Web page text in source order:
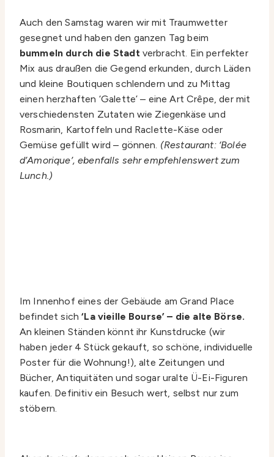
Auch den Samstag waren wir mit Traumwetter
gesegnet und haben den ganzen Tag beim
bummeln durch die Stadt verbracht. Ein perfekter
Mix aus draußen die Gegend erkunden, durch Läden
und kleine Boutiquen schlendern und zu Mittag
einen herzhaften ‘Galette’ – eine Art Crêpe, der mit
verschiedensten Zutaten wie Ziegenkäse und
Rosmarin, Kartoffeln und Raclette-Käse oder
Gemüse gefüllt wird – gönnen. (Restaurant: ‘Bolée
d’Amorique’, ebenfalls sehr empfehlenswert zum
Lunch.)
Im Innenhof eines der Gebäude am Grand Place
befindet sich ‘La vieille Bourse’ – die alte Börse.
An kleinen Ständen könnt ihr Kunstdrucke (wir
haben jeder 4 Stück gekauft, so schöne, individuelle
Poster für die Wohnung!), alte Zeitungen und
Bücher, Antiquitäten und sogar uralte Ü-Ei-Figuren
kaufen. Definitiv ein Besuch wert, selbst nur zum
stöbern.